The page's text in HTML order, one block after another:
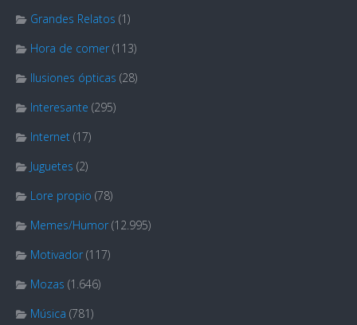
Grandes Relatos (1)
Hora de comer (113)
Ilusiones ópticas (28)
Interesante (295)
Internet (17)
Juguetes (2)
Lore propio (78)
Memes/Humor (12.995)
Motivador (117)
Mozas (1.646)
Música (781)